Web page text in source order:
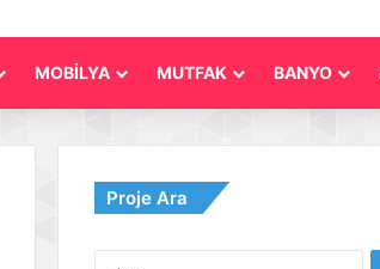
MOBİLYA MUTFAK BANYO
Proje Ara